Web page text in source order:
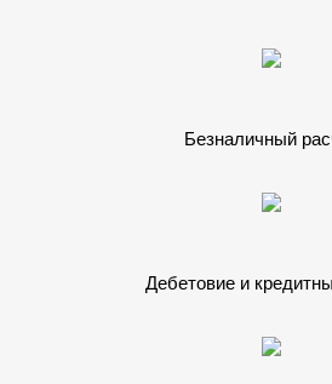
Безналичный
Дебетовие и